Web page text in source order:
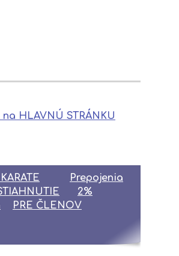
na HLAVNÚ STRÁNKU
Prepojenia
2%
PRE ČLENOV